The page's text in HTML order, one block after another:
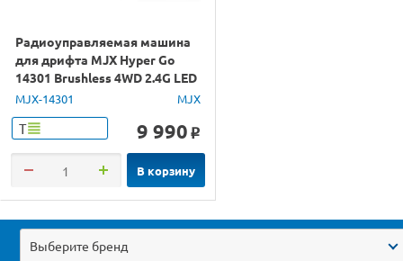
Радиоуправляемая машина
для дрифта MJX Hyper Go
14301 Brushless 4WD 2.4G LED
1/14 RTR
MJX-14301 MJX
Т 9 990 o
В корзину
Выберите бренд